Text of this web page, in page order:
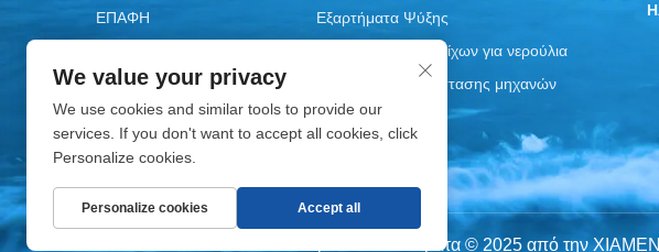
ΕΠΑΦΗ
Εξαρτήματα Ψύξης
Κομματιών αντιστοίχων για νερούλια
Τμήματα αντικατάστασης μηχανών
πλύσης
Πνευματικά Δικαιώματα © 2025 από την
We value your privacy
We use cookies and similar tools to provide our
services. If you don't want to accept all cookies, click
Personalize cookies.
Personalize cookies Accept all